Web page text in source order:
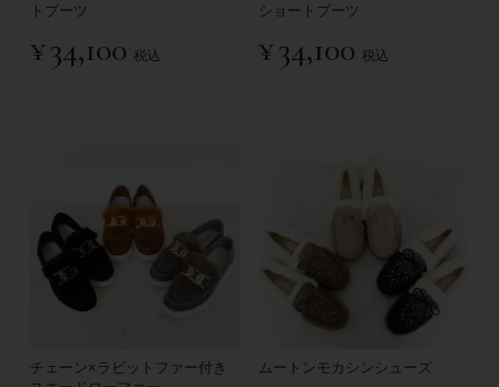
トブーツ
¥34,100 税込
ショートブーツ
¥34,100 税込
チェーン×ラビットファー付き
ムートンモカシンシューズ